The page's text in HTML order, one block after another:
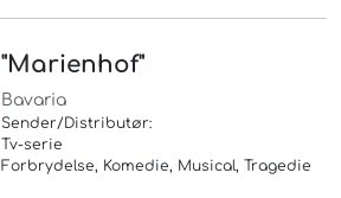
"Marienhof"
Bavaria
Sender/Distributør:
Tv-serie
Forbrydelse, Komedie, Musical, Tragedie